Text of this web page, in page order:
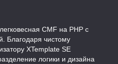
CMF на PHP с
Благодаря чистому
XTemplate SE
логики и дизайна